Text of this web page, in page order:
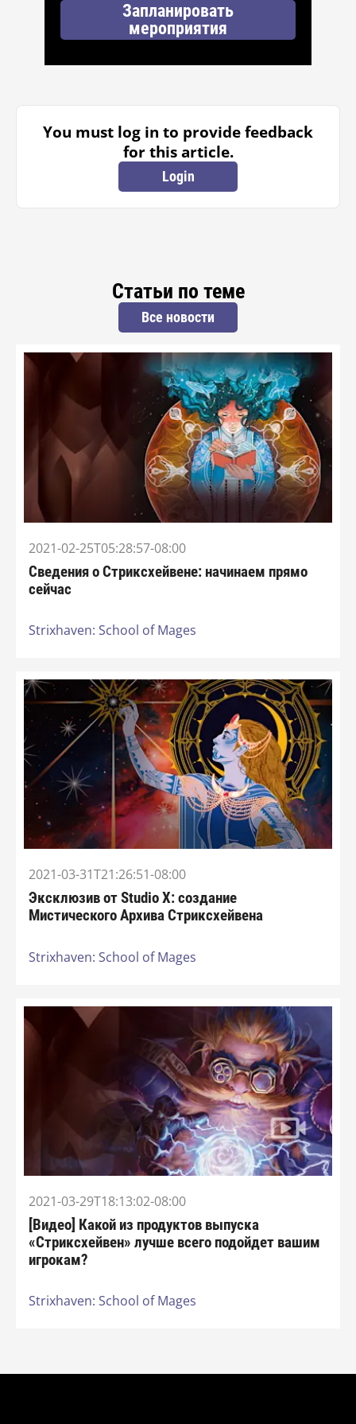
Запланировать
мероприятия
You must log in to provide feedback
for this article.
Login
Статьи по теме
Все новости
2021-02-25T05:28:57-08:00
Сведения о Стриксхейвене: начинаем прямо
сейчас
Strixhaven: School of Mages
2021-03-31T21:26:51-08:00
Эксклюзив от Studio X: создание
Мистического Архива Стриксхейвена
Strixhaven: School of Mages
2021-03-29T18:13:02-08:00
[Видео] Какой из продуктов выпуска
«Стриксхейвен» лучше всего подойдет вашим
игрокам?
Strixhaven: School of Mages